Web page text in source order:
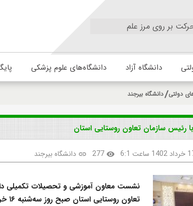
بر روی مرز علم
دانشگاه آزاد دانشگاه‌های علوم پزشکی
دولتی دانشگاه بیرجند
سازمان تعاون روستایی استان
visibility
277
link دانشگاه بیرجند
نشست معاون آموزشی و تحصیلات تکمیلی